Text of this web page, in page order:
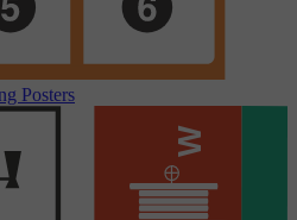
Posters